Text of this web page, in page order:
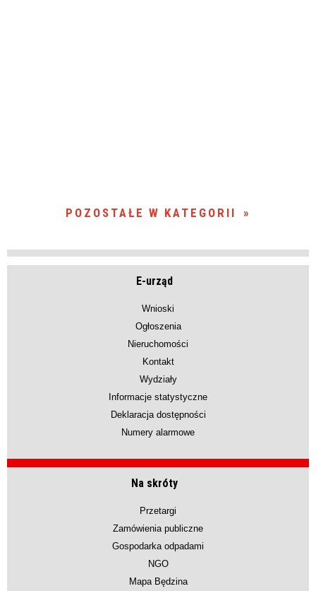
POZOSTAŁE W KATEGORII
E-urząd
Wnioski
Ogłoszenia
Nieruchomości
Kontakt
Wydziały
Informacje statystyczne
Deklaracja dostępności
Numery alarmowe
Na skróty
Przetargi
Zamówienia publiczne
Gospodarka odpadami
NGO
Mapa Będzina